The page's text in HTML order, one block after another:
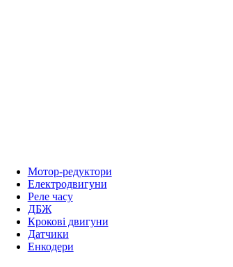
Мотор-редуктори
Електродвигуни
Реле часу
ДБЖ
Крокові двигуни
Датчики
Енкодери